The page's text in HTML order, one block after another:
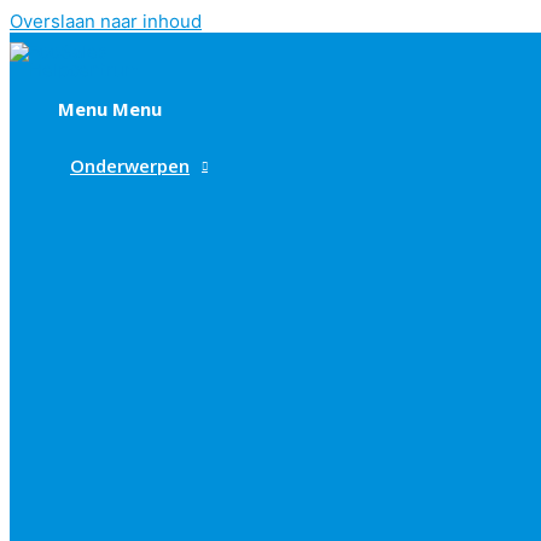
Overslaan naar inhoud
Menu Menu
Onderwerpen